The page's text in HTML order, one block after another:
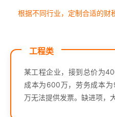
根据不同行业，定制合适的财
工程类
某工程企业，接到总价为
成本为600万，劳务成本
万无法提供发票。缺进项，